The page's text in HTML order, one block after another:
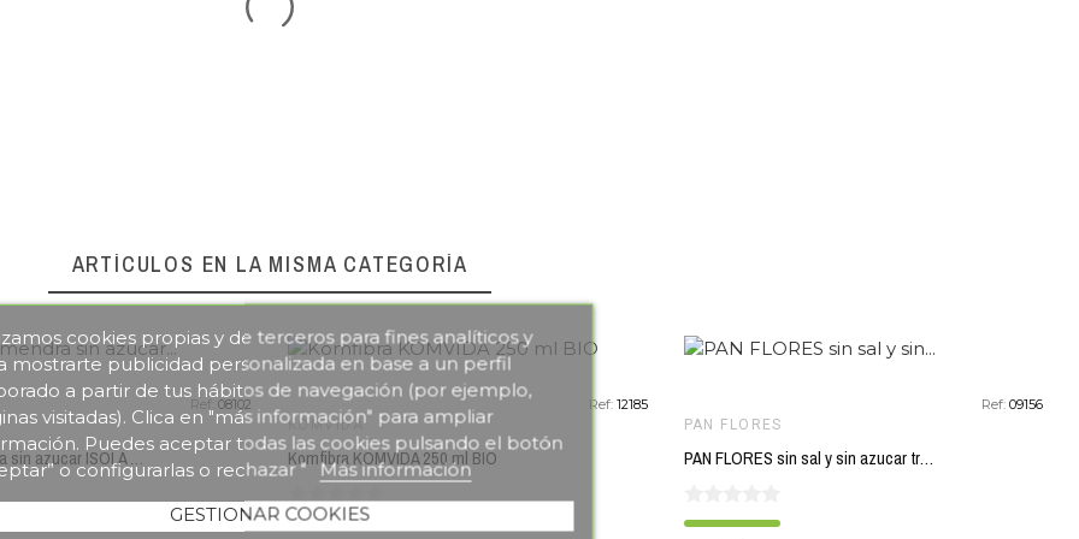
cookies propias y de terceros para fines analíticos y
mostrarte publicidad personalizada en base a un perfil
a partir de tus hábitos de navegación (por ejemplo,
visitadas). Clica en "más información" para ampliar
Puedes aceptar todas las cookies pulsando el botón
o configurarlas o rechazar " Más información
GESTIONAR COOKIES
ARTÍCULOS EN LA MISMA CATEGORÍA
Ref: 08102
Bebida almendra sin azucar ISOLA 1 L BIO
Ref: 12185
KOMVIDA
Komfibra KOMVIDA 250 ml BIO
Ref: 09156
PAN FLORES
PAN FLORES sin sal y sin azucar trigo sarraceno 300 gr BIO